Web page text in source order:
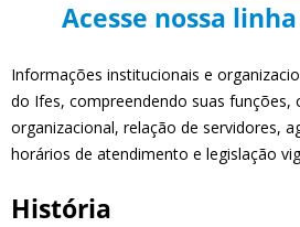
Acesse nossa
Informações institucionais e
do Ifes, compreendendo suas funções,
organizacional, relação de servidores,
horários de atendimento e legislação
História